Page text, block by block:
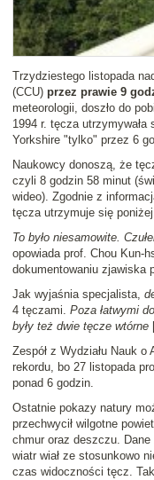
Trzydziestego listopada
(CCU) przez prawie 9
meteorologii, doszło do
1994 r. tęcza
Yorkshire "tylko" przez 6
Naukowcy donoszą, że
czyli 8 godzin 58 minut
wideo). Zgodnie z
tęcza utrzymuje się
To było niesamowite.
opowiada prof. Chou Kun-
dokumentowaniu zjawiska
Jak wyjaśnia specjalista,
4 tęczami. Poza łatwymi
były też dwie tęcze wtórne
Zespół z Wydziału Nauk
rekordu, bo 27 listopada
ponad 6 godzin.
Ostatnie pokazy natury
przechwycił wilgotne
chmur oraz deszczu.
wiatr wiał ze stosunkowo
czas widoczności tęcz.